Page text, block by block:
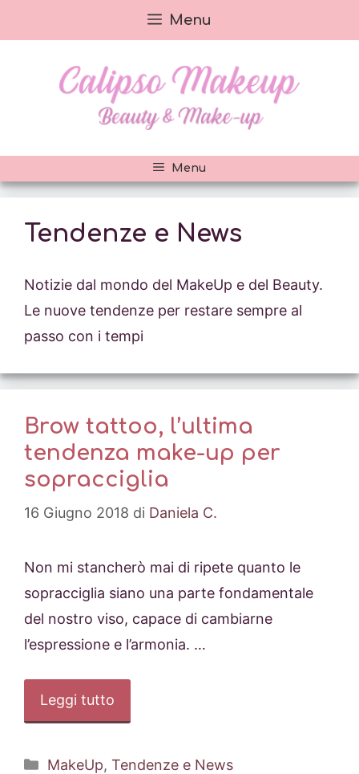
al
Menu
Menu
Tendenze e News
Notizie dal mondo del MakeUp e del Beauty.
Le nuove tendenze per restare sempre al
passo con i tempi
Brow tattoo, l’ultima
tendenza make-up per
sopracciglia
16 Giugno 2018 di Daniela C.
Non mi stancherò mai di ripete quanto le
sopracciglia siano una parte fondamentale
del nostro viso, capace di cambiarne
l’espressione e l’armonia. …
Leggi tutto
Categorie
MakeUp, Tendenze e News